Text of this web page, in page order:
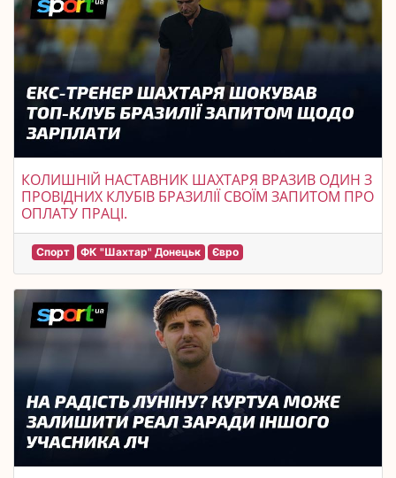
КОЛИШНІЙ НАСТАВНИК ШАХТАРЯ ВРАЗИВ ОДИН З
ПРОВІДНИХ КЛУБІВ БРАЗИЛІЇ СВОЇМ ЗАПИТОМ ПРО
ОПЛАТУ ПРАЦІ.
Спорт ФК "Шахтар" Донецьк Євро